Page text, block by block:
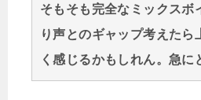
そもそも完全なミックスボ
り声とのギャップ考えたら
く感じるかもしれん。急に